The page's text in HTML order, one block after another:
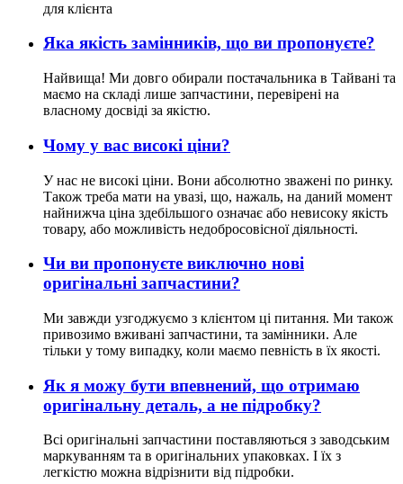
для клієнта
Яка якість замінників, що ви пропонуєте?
Найвища! Ми довго обирали постачальника в Тайвані та
маємо на складі лише запчастини, перевірені на
власному досвіді за якістю.
Чому у вас високі ціни?
У нас не високі ціни. Вони абсолютно зважені по ринку.
Також треба мати на увазі, що, нажаль, на даний момент
найнижча ціна здебільшого означає або невисоку якість
товару, або можливість недобросовісної діяльності.
Чи ви пропонуєте виключно нові
оригінальні запчастини?
Ми завжди узгоджуємо з клієнтом ці питання. Ми також
привозимо вживані запчастини, та замінники. Але
тільки у тому випадку, коли маємо певність в їх якості.
Як я можу бути впевнений, що отримаю
оригінальну деталь, а не підробку?
Всі оригінальні запчастини поставляються з заводським
маркуванням та в оригінальних упаковках. І їх з
легкістю можна відрізнити від підробки.